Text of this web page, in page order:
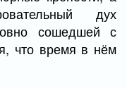
дух
сошедшей с
что время в нём